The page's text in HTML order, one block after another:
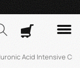
Δευ- Πα
Acid Intensive